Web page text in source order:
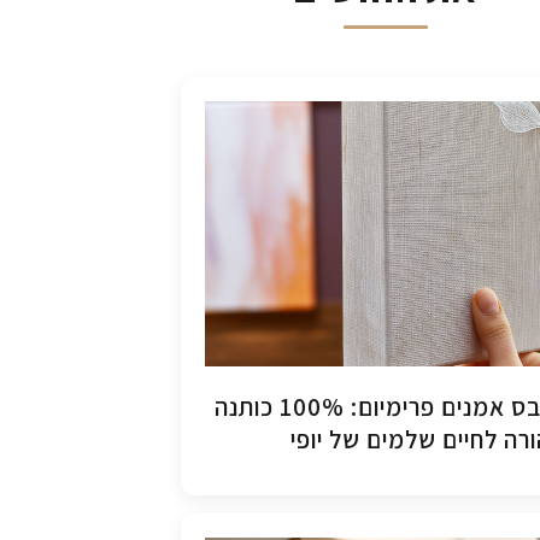
קנבס אמנים פרימיום: 100% כותנה
לחיים שלמים של יופי